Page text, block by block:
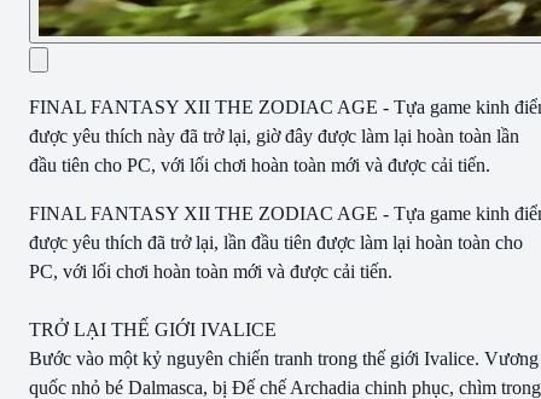
FINAL FANTASY XII THE ZODIAC AGE - Tựa game kinh
được yêu thích này đã trở lại, giờ đây được làm lại hoàn toàn lần
đầu tiên cho PC, với lối chơi hoàn toàn mới và được cải tiến.
FINAL FANTASY XII THE ZODIAC AGE - Tựa game kinh
được yêu thích đã trở lại, lần đầu tiên được làm lại hoàn toàn cho
PC, với lối chơi hoàn toàn mới và được cải tiến.
TRỞ LẠI THẾ GIỚI IVALICE
Bước vào một kỷ nguyên chiến tranh trong thế giới Ivalice. Vương
quốc nhỏ bé Dalmasca, bị Đế chế Archadia chinh phục, chìm trong